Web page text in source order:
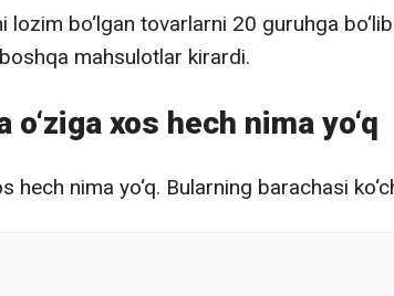
bo‘lgan tovarlarni 20 guruhga
mahsulotlar kirardi.
o‘ziga xos hech nima yo‘q
hech nima yo‘q. Bularning barachasi